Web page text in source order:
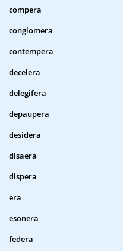
compera
conglomera
contempera
decelera
delegifera
depaupera
desidera
disaera
dispera
era
esonera
federa